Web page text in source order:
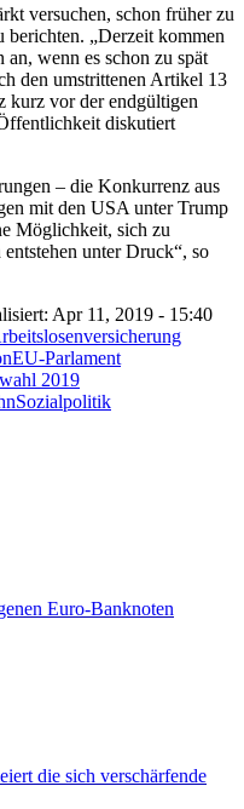
versuchen, schon früher zu
berichten. „Derzeit kommen
wenn es schon zu spät
den umstrittenen Artikel 13
kurz vor der endgültigen
diskutiert
– die Konkurrenz aus
mit den USA unter Trump
Möglichkeit, sich zu
unter Druck“, so
Apr 11, 2019 - 15:40
EU-Parlament
2019
Sozialpolitik
Euro-Banknoten
die sich verschärfende